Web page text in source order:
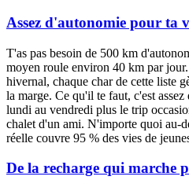
Assez d'autonomie pour ta
T'as pas besoin de 500 km
moyen roule environ 40 km par
hivernal, chaque char de cette liste
la marge. Ce qu'il te faut, c'est
lundi au vendredi plus le trip
chalet d'un ami. N'importe quoi au-
réelle couvre 95 % des vies de
De la recharge qui marche